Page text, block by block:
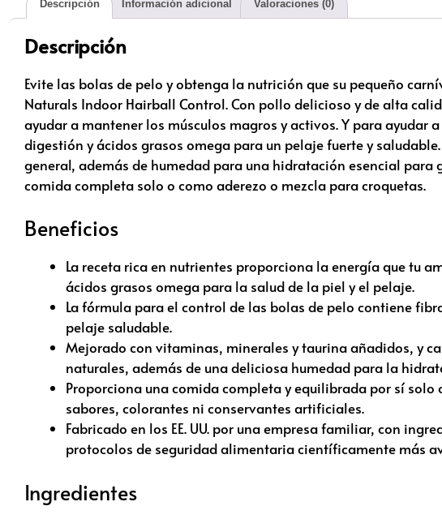
Descripción Información adicional Valoraciones (0)
Descripción
Evite las bolas de pelo y obtenga la nutrición que su pequeño
Naturals Indoor Hairball Control.Con pollo delicioso y de alta
ayudar a mantener los músculos magros y activos.Y para ayudar
digestión y ácidos grasos omega para un pelaje fuerte y saludable.
general, además de humedad para una hidratación esencial para
comida completa solo o como aderezo o mezcla para croquetas.
Beneficios
La receta rica en nutrientes proporciona la energía que tu
ácidos grasos omega para la salud de la piel y el pelaje.
La fórmula para el control de las bolas de pelo contiene
pelaje saludable.
Mejorado con vitaminas, minerales y taurina añadidos, y
naturales, además de una deliciosa humedad para la
Proporciona una comida completa y equilibrada por sí
sabores, colorantes ni conservantes artificiales.
Fabricado en los EE. UU. por una empresa familiar, con
protocolos de seguridad alimentaria científicamente más
Ingredientes